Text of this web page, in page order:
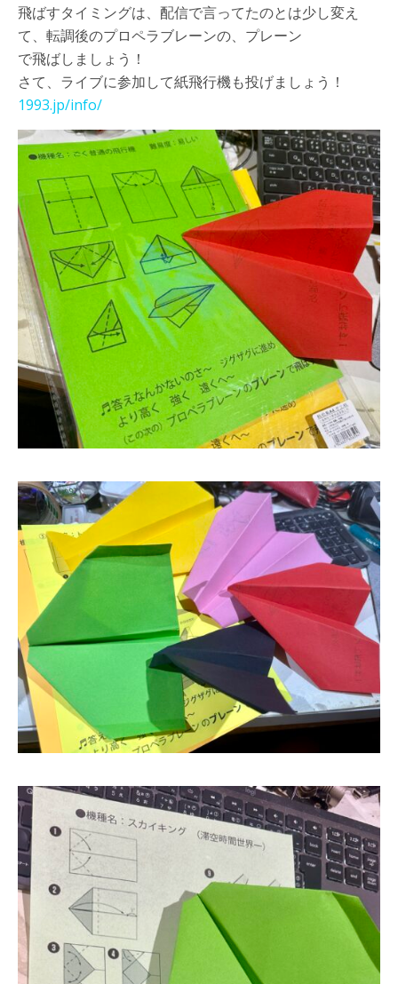
飛ばすタイミングは、配信で言ってたのとは少し変え
て、転調後のプロペラブレーンの、プレーン
で飛ばしましょう！
さて、ライブに参加して紙飛行機も投げましょう！
1993.jp/info/